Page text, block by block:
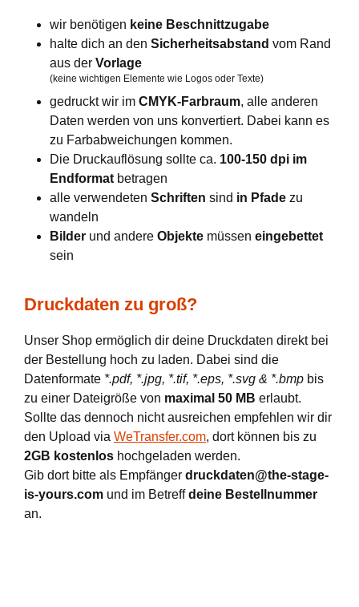
wir benötigen keine Beschnittzugabe
halte dich an den Sicherheitsabstand vom Rand
aus der Vorlage
(keine wichtigen Elemente wie Logos oder Texte)
gedruckt wir im CMYK-Farbraum, alle anderen
Daten werden von uns konvertiert. Dabei kann es
zu Farbabweichungen kommen.
Die Druckauflösung sollte ca. 100-150 dpi im
Endformat betragen
alle verwendeten Schriften sind in Pfade zu
wandeln
Bilder und andere Objekte müssen eingebettet
sein
Druckdaten zu groß?
Unser Shop ermöglich dir deine Druckdaten direkt bei
der Bestellung hoch zu laden. Dabei sind die
Datenformate *.pdf, *.jpg, *.tif, *.eps, *.svg & *.bmp bis
zu einer Dateigröße von maximal 50 MB erlaubt.
Sollte das dennoch nicht ausreichen empfehlen wir dir
den Upload via WeTransfer.com, dort können bis zu
2GB kostenlos hochgeladen werden.
Gib dort bitte als Empfänger druckdaten@the-stage-
is-yours.com und im Betreffdeine Bestellnummer
an.